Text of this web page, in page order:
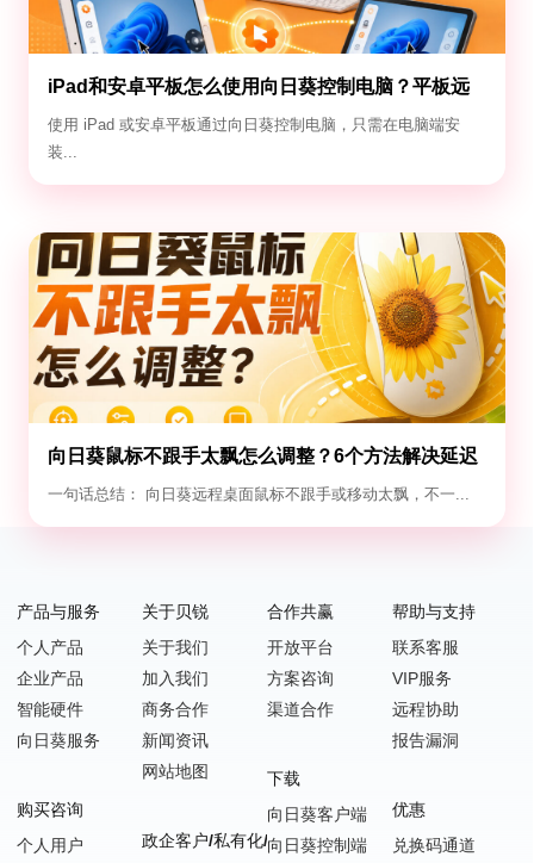
iPad和安卓平板怎么使用向日葵控制电脑？平板远
控电脑教程
使用 iPad 或安卓平板通过向日葵控制电脑，只需在电脑端安
装...
向日葵鼠标不跟手太飘怎么调整？6个方法解决延迟
与漂移
一句话总结： 向日葵远程桌面鼠标不跟手或移动太飘，不一...
产品与服务
个人产品
企业产品
智能硬件
向日葵服务
购买咨询
个人用户
关于贝锐
关于我们
加入我们
商务合作
新闻资讯
网站地图
政企客户/私有化/SDK嵌入
合作共赢
开放平台
方案咨询
渠道合作
下载
向日葵客户端
向日葵控制端
帮助与支持
联系客服
VIP服务
远程协助
报告漏洞
优惠
兑换码通道